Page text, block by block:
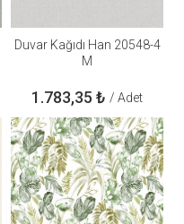
Duvar Kağıdı Han 20548-4
M
1.783,35 ₺ / Adet